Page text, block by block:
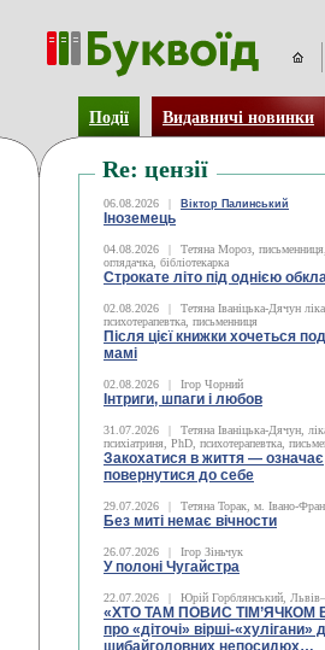
Події Видавничі новинки
Re: цензії
06.08.2026 | Віктор Палинський
Іноземець
04.08.2026 |
Тетяна Мороз,
оглядачка, бібліотекарка
Строкате літо під однією
02.08.2026 |
Тетяна Іваніцька-Дячун
психотерапевтка, письменниця
Після цієї книжки хочеться
мамі
02.08.2026 | Ігор Чорний
Інтриги, шпаги і любов
31.07.2026 |
Тетяна Іваніцька-Дячун,
психіатриня, PhD, психотерапевтка,
Закохатися в життя — означає
повернутися до себе
29.07.2026 | Тетяна Торак, м. Івано-
Без миті немає вічности
26.07.2026 | Ігор Зіньчук
У полоні Чугайстра
22.07.2026 | Юрій Горблянський,
«ХТО ТАМ ПОВИС ТІМ’ЯЧКОМ
про «діточі» вірші-«хулігани»
шибайголовних непосидюх…